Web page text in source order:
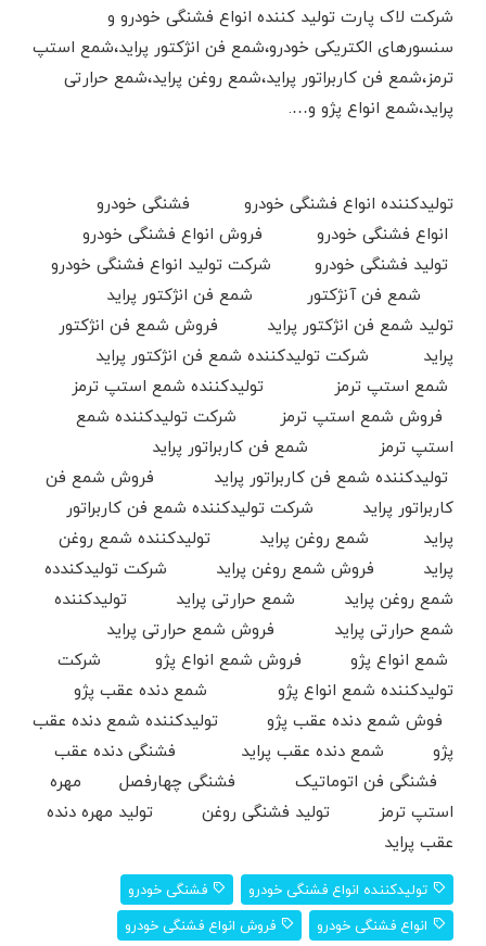
شرکت لاک پارت تولید کننده انواع فشنگی خودرو و
سنسورهای الکتریکی خودرو،شمع فن انژکتور پراید،شمع استپ
ترمز،شمع فن کاربراتور پراید،شمع روغن پراید،شمع حرارتی
پراید،شمع انواع پژو و….
تولیدکننده انواع فشنگی خودرو فشنگی خودرو
انواع فشنگی خودرو فروش انواع فشنگی خودرو
تولید فشنگی خودرو شرکت تولید انواع فشنگی خودرو
شمع فن آنژکتور شمع فن انژکتور پراید
تولید شمع فن انژکتور پراید فروش شمع فن انژکتور
پراید شرکت تولیدکننده شمع فن انژکتور پراید
شمع استپ ترمز تولیدکننده شمع استپ ترمز
فروش شمع استپ ترمز شرکت تولیدکننده شمع
استپ ترمز شمع فن کاربراتور پراید
تولیدکننده شمع فن کاربراتور پراید فروش شمع فن
کاربراتور پراید شرکت تولیدکننده شمع فن کاربراتور
پراید شمع روغن پراید تولیدکننده شمع روغن
پراید فروش شمع روغن پراید شرکت تولیدکندده
شمع روغن پراید شمع حرارتی پراید تولیدکننده
شمع حرارتی پراید فروش شمع حرارتی پراید
شمع انواع پژو فروش شمع انواع پژو شرکت
تولیدکننده شمع انواع پژو شمع دنده عقب پژو
فوش شمع دنده عقب پژو تولیدکننده شمع دنده عقب
پژو شمع دنده عقب پراید فشنگی دنده عقب
فشنگی فن اتوماتیک فشنگی چهارفصل مهره
استپ ترمز تولید فشنگی روغن تولید مهره دنده
عقب پراید
تولیدکننده انواع فشنگی خودرو
فشنگی خودرو
انواع فشنگی خودرو
فروش انواع فشنگی خودرو